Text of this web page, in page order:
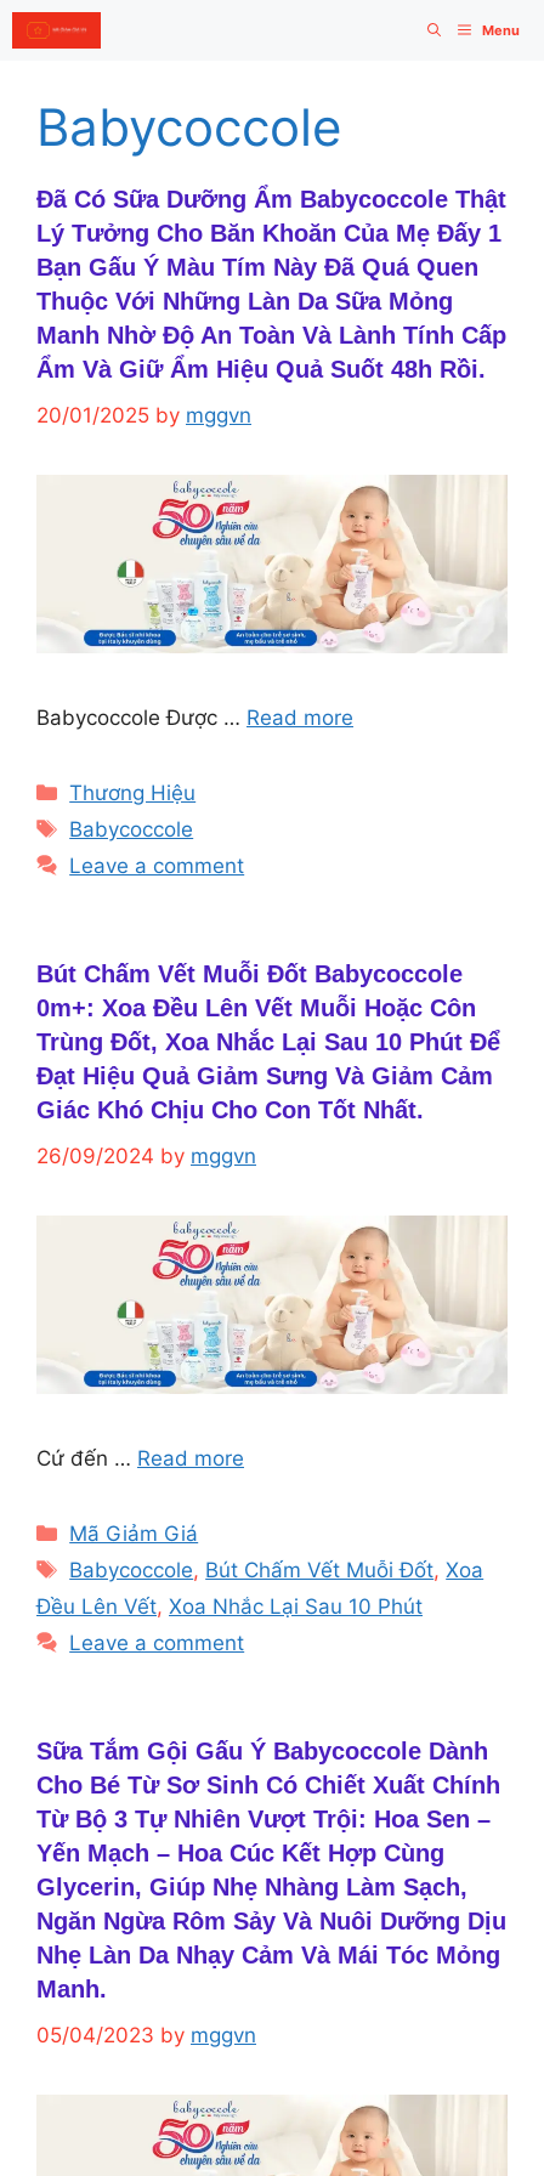
Skip
to
Menu
Babycoccole
Đã Có Sữa Dưỡng Ẩm Babycoccole Thật
Lý Tưởng Cho Băn Khoăn Của Mẹ Đấy 1
Bạn Gấu Ý Màu Tím Này Đã Quá Quen
Thuộc Với Những Làn Da Sữa Mỏng
Manh Nhờ Độ An Toàn Và Lành Tính Cấp
Ẩm Và Giữ Ẩm Hiệu Quả Suốt 48h Rồi.
20/01/2025 by mggvn
Babycoccole Được … Read more
Categories
Thương Hiệu
Tags
Babycoccole
Leave a comment
Bút Chấm Vết Muỗi Đốt Babycoccole
0m+: Xoa Đều Lên Vết Muỗi Hoặc Côn
Trùng Đốt, Xoa Nhắc Lại Sau 10 Phút Để
Đạt Hiệu Quả Giảm Sưng Và Giảm Cảm
Giác Khó Chịu Cho Con Tốt Nhất.
26/09/2024 by mggvn
Cứ đến … Read more
Categories
Mã Giảm Giá
Tags
Babycoccole, Bút Chấm Vết Muỗi Đốt,Xoa
Đều Lên Vết, Xoa Nhắc Lại Sau 10 Phút
Leave a comment
Sữa Tắm Gội Gấu Ý Babycoccole Dành
Cho Bé Từ Sơ Sinh Có Chiết Xuất Chính
Từ Bộ 3 Tự Nhiên Vượt Trội: Hoa Sen –
Yến Mạch – Hoa Cúc Kết Hợp Cùng
Glycerin, Giúp Nhẹ Nhàng Làm Sạch,
Ngăn Ngừa Rôm Sảy Và Nuôi Dưỡng Dịu
Nhẹ Làn Da Nhạy Cảm Và Mái Tóc Mỏng
Manh.
05/04/2023 by mggvn